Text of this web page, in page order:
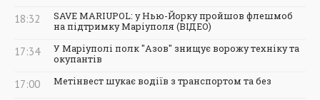
18:32
SAVE MARIUPOL: у Нью-Йорку пройшов флешмоб
на підтримку Маріуполя (ВІДЕО)
17:34
У Маріуполі полк "Азов" знищує ворожу техніку та
окупантів
17:00 Метінвест шукає водіїв з транспортом та без